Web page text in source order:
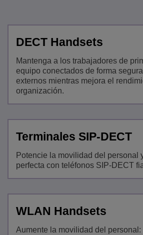
DECT Handsets
Mantenga a los trabajadores de
equipo conectados de forma
externos mientras mejora el
organización.
Terminales SIP-DECT
Potencie la movilidad del personal
perfecta con teléfonos SIP-DECT
WLAN Handsets
Aumente la movilidad del personal: